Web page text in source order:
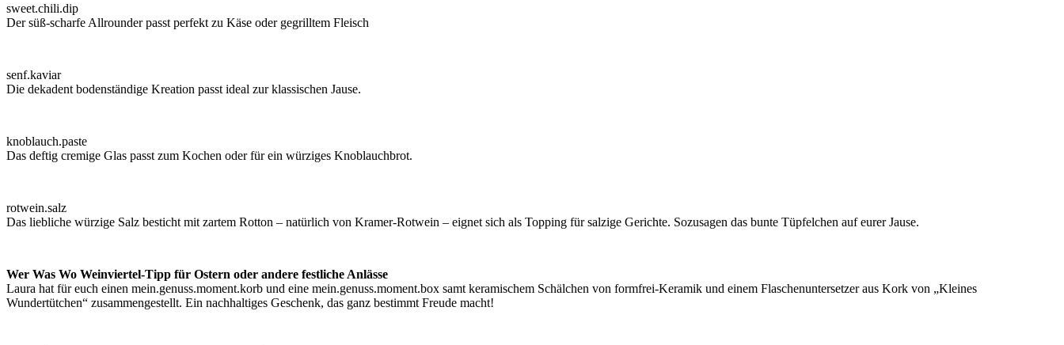
sweet.chili.dip
Der süß-scharfe Allrounder passt perfekt zu Käse oder gegrilltem Fleisch
senf.kaviar
Die dekadent bodenständige Kreation passt ideal zur klassischen Jause.
knoblauch.paste
Das deftig cremige Glas passt zum Kochen oder für ein würziges Knoblauchbrot.
rotwein.salz
Das liebliche würzige Salz besticht mit zartem Rotton – natürlich von Kramer-Rotwein – eignet sich als Topping für salzige Gerichte. Sozusagen das bunte Tüpfelchen auf eurer Jause.
Wer Was Wo Weinviertel-Tipp für Ostern oder andere festliche Anlässe
Laura hat für euch einen mein.genuss.moment.korb und eine mein.genuss.moment.box samt keramischem Schälchen von formfrei-Keramik und einem Flaschenuntersetzer aus Kork von „Kleines
Wundertütchen“ zusammengestellt. Ein nachhaltiges Geschenk, das ganz bestimmt Freude macht!